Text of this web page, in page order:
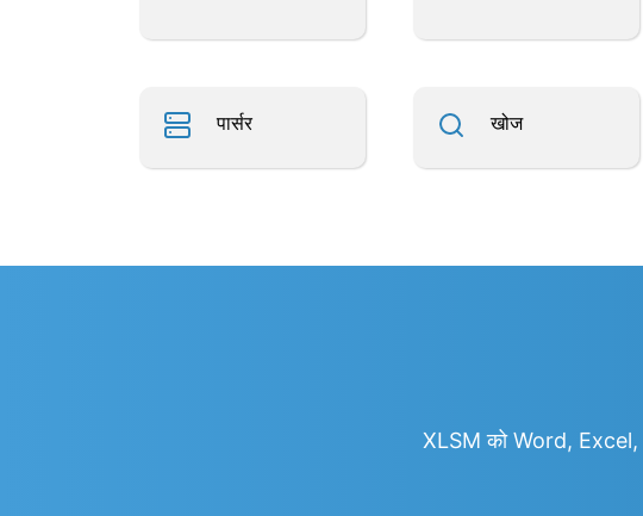
पार्सर खोज
XLSM को Word,